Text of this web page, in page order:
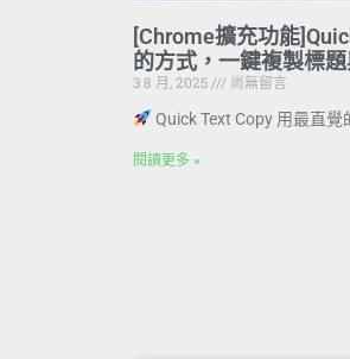
[Chrome擴充功能
的方式，一鍵複製標
3 8 月, 2025
尚無留言
Quick Text Copy 用最直覺
閱讀更多 »